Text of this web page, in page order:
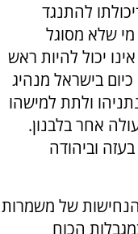
להתנגד
שלא מסוגל
יכול להיות ראש
בישראל מנהיג
ולתת למישהו
אחר בלבנון.
וביהודה
של משמרות
הכוח